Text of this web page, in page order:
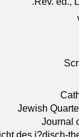
Jewish
Journal
des j?disch-